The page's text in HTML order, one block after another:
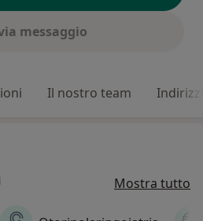
messaggio
Il nostro team Indirizzi
Mostra tutto